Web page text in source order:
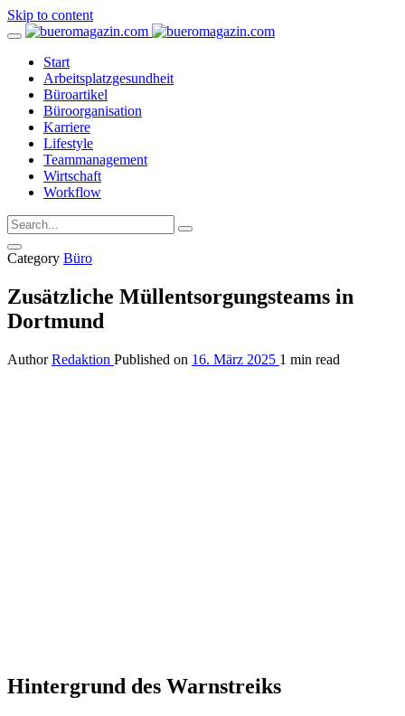
Skip to content
Start
Arbeitsplatzgesundheit
Büroartikel
Büroorganisation
Karriere
Lifestyle
Teammanagement
Wirtschaft
Workflow
Category Büro
Zusätzliche Müllentsorgungsteams in
Dortmund
Author Redaktion Published on 16. März 2025 1 min read
Hintergrund des Warnstreiks